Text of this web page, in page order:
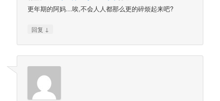
更年期的阿妈…唉,不会人人都那么更的碎烦起来吧?
回复 ↓